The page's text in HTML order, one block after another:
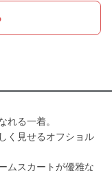
れる一着。
く見せるオフショル
ムスカートが優雅な